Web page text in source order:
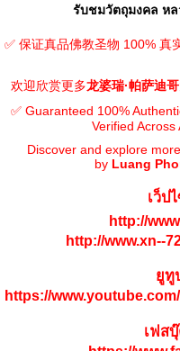
รับชมวัตถุมงคล หล
✅ 保证真品佛教圣物 100% 真
欢迎欣赏更多龙婆瑞·帕萨迪哥
✅ Guaranteed 100%
Verified Across
Discover and explore
by Luang
เว็ป
http://
http://www.xn--
ยูทู
https://
เฟส